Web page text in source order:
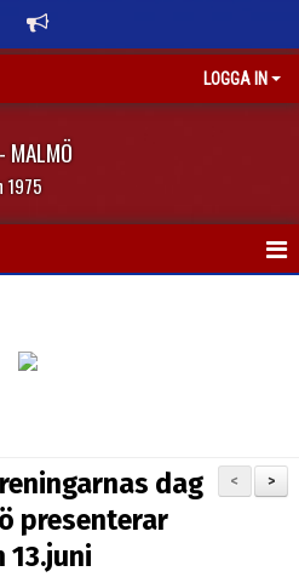
LOGGA IN
MALMÖ
1975
>
<
dag
presenterar
13.juni